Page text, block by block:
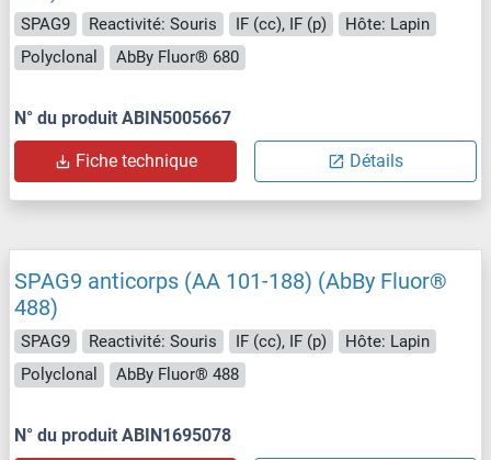
SPAG9 Reactivité: Souris IF (cc), IF (p)
Hôte: Lapin
Polyclonal
AbBy Fluor® 680
N° du produit ABIN5005667
Fiche technique Détails
SPAG9 anticorps (AA 101-188) (AbBy Fluor®
488)
SPAG9 Reactivité: Souris IF (cc), IF (p)
Hôte: Lapin
Polyclonal
AbBy Fluor® 488
N° du produit ABIN1695078